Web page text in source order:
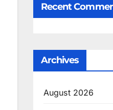
Recent
Archives
August 2026